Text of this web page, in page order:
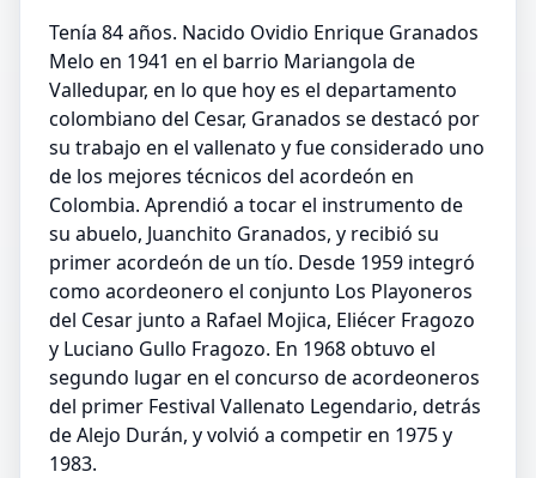
Tenía 84 años. Nacido Ovidio Enrique Granados
Melo en 1941 en el barrio Mariangola de
Valledupar, en lo que hoy es el departamento
colombiano del Cesar, Granados se destacó por
su trabajo en el vallenato y fue considerado uno
de los mejores técnicos del acordeón en
Colombia. Aprendió a tocar el instrumento de
su abuelo, Juanchito Granados, y recibió su
primer acordeón de un tío. Desde 1959 integró
como acordeonero el conjunto Los Playoneros
del Cesar junto a Rafael Mojica, Eliécer Fragozo
y Luciano Gullo Fragozo. En 1968 obtuvo el
segundo lugar en el concurso de acordeoneros
del primer Festival Vallenato Legendario, detrás
de Alejo Durán, y volvió a competir en 1975 y
1983.